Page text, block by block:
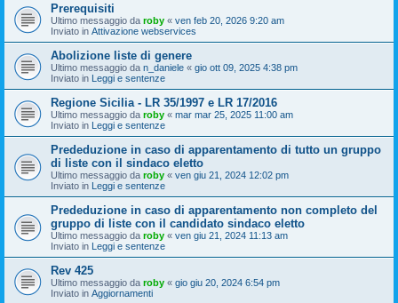
Prerequisiti
Ultimo messaggio da roby « ven feb 20, 2026 9:20 am
Inviato in Attivazione webservices
Abolizione liste di genere
Ultimo messaggio da n_daniele « gio ott 09, 2025 4:38 pm
Inviato in Leggi e sentenze
Regione Sicilia - LR 35/1997 e LR 17/2016
Ultimo messaggio da roby « mar mar 25, 2025 11:00 am
Inviato in Leggi e sentenze
Prededuzione in caso di apparentamento di tutto un gruppo
di liste con il sindaco eletto
Ultimo messaggio da roby « ven giu 21, 2024 12:02 pm
Inviato in Leggi e sentenze
Prededuzione in caso di apparentamento non completo del
gruppo di liste con il candidato sindaco eletto
Ultimo messaggio da roby « ven giu 21, 2024 11:13 am
Inviato in Leggi e sentenze
Rev 425
Ultimo messaggio da roby « gio giu 20, 2024 6:54 pm
Inviato in Aggiornamenti